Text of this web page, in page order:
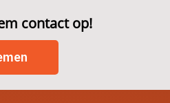
contact op!